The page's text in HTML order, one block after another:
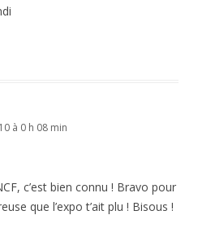
à 0 h 08 min
c’est bien connu ! Bravo pour
que l’expo t’ait plu ! Bisous !